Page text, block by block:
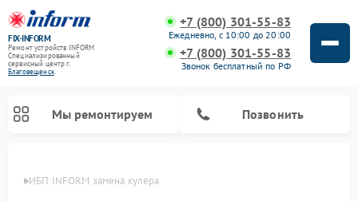
FIX-INFORM
Ремонт устройств INFORM
Специализированный
cервисный центр г.
Благовещенск
+7 (800) 301-55-83
Ежедневно, с 10:00 до 20:00
+7 (800) 301-55-83
Звонок бесплатный по РФ
Мы ремонтируем Позвонить
ИБП INFORM замена кулера